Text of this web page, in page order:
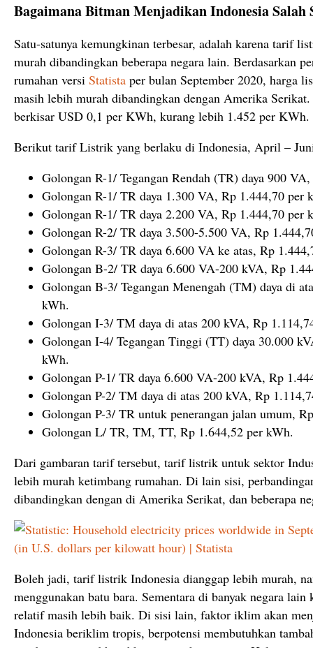
Bagaimana Bitman Menjadikan Indonesia Salah
Satu-satunya kemungkinan terbesar, adalah karena tarif
murah dibandingkan beberapa negara lain. Berdasarkan
rumahan versi Statista per bulan September 2020, harga
masih lebih murah dibandingkan dengan Amerika
berkisar USD 0,1 per KWh, kurang lebih 1.452 per KWh.
Berikut tarif Listrik yang berlaku di Indonesia, April –
Golongan R-1/ Tegangan Rendah (TR) daya 900
Golongan R-1/ TR daya 1.300 VA, Rp 1.444,70 per
Golongan R-1/ TR daya 2.200 VA, Rp 1.444,70 per
Golongan R-2/ TR daya 3.500-5.500 VA, Rp
Golongan R-3/ TR daya 6.600 VA ke atas, Rp
Golongan B-2/ TR daya 6.600 VA-200 kVA, Rp
Golongan B-3/ Tegangan Menengah (TM) daya di
kWh.
Golongan I-3/ TM daya di atas 200 kVA, Rp
Golongan I-4/ Tegangan Tinggi (TT) daya 30.000
kWh.
Golongan P-1/ TR daya 6.600 VA-200 kVA, Rp
Golongan P-2/ TM daya di atas 200 kVA, Rp
Golongan P-3/ TR untuk penerangan jalan umum,
Golongan L/ TR, TM, TT, Rp 1.644,52 per kWh.
Dari gambaran tarif tersebut, tarif listrik untuk sektor
lebih murah ketimbang rumahan. Di lain sisi,
dibandingkan dengan di Amerika Serikat, dan beberapa
Boleh jadi, tarif listrik Indonesia dianggap lebih murah,
menggunakan batu bara. Sementara di banyak negara
relatif masih lebih baik. Di sisi lain, faktor iklim akan
Indonesia beriklim tropis, berpotensi membutuhkan